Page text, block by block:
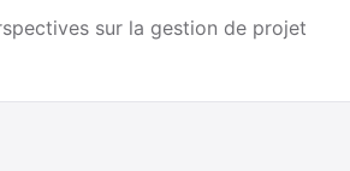
sur la gestion de projet